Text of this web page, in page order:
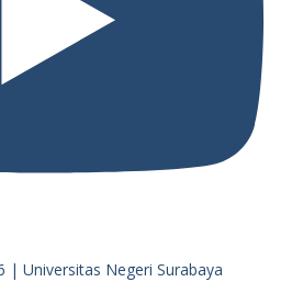
| Universitas Negeri Surabaya